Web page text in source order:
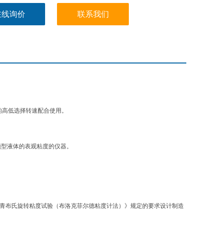
询价 联系我们
低选择转速配合使用。
液体的表观粘度的仪器。
氏旋转粘度试验（布洛克菲尔德粘度计法）》规定的要求设计制造